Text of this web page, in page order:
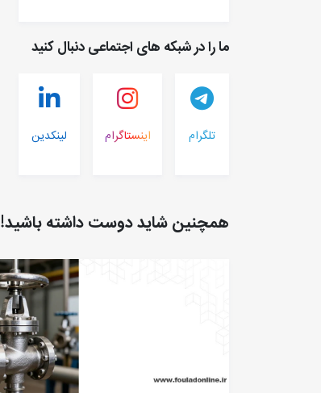
ما را در شبکه های اجتماعی دنبال کنید
تلگرام اینستاگرام لینکدین
همچنین شاید دوست داشته باشید!